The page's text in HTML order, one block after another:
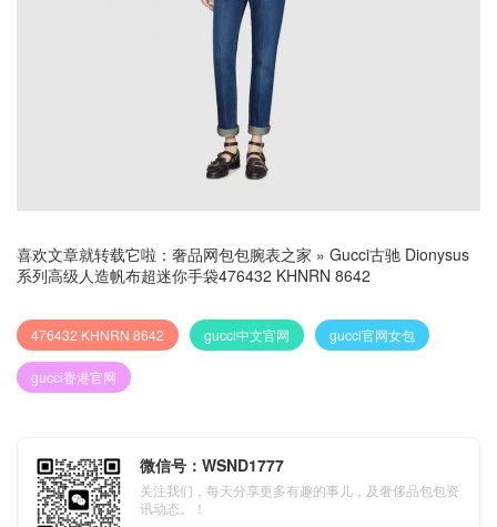
喜欢文章就转载它啦： 奢品网包包腕表之家 » Gucci古驰 Dionysus
系列高级人造帆布超迷你手袋476432 KHNRN 8642
476432 KHNRN 8642 gucci中文官网 gucci官网女包
gucci香港官网
微信号：WSND1777
关注我们，每天分享更多有趣的事儿，及奢侈品包包资
讯动态。！